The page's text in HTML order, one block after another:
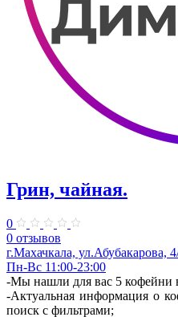
Грин, чайная.
0
0 отзывов
г.Махачкала, ул.Абубакарова,
Пн-Вс 11:00-23:00
-Мы нашли для вас 5 кофейни
-Актуальная информация о
поиск с фильтрами;